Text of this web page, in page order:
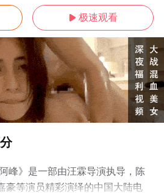
 极速观看
峰》是一部由汪霖导演执导，陈
豪等演员精彩演绎的中国大陆电